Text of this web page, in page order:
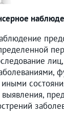
иными